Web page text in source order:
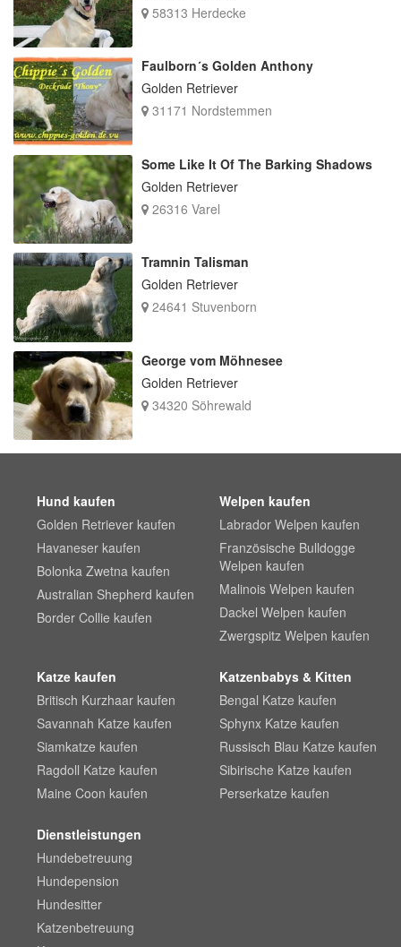
58313 Herdecke
Faulborn´s Golden Anthony
Golden Retriever
31171 Nordstemmen
Some Like It Of The Barking Shadows
Golden Retriever
26316 Varel
Tramnin Talisman
Golden Retriever
24641 Stuvenborn
George vom Möhnesee
Golden Retriever
34320 Söhrewald
Hund kaufen
Golden Retriever kaufen
Havaneser kaufen
Bolonka Zwetna kaufen
Australian Shepherd kaufen
Border Collie kaufen
Welpen kaufen
Labrador Welpen kaufen
Französische Bulldogge
Welpen kaufen
Malinois Welpen kaufen
Dackel Welpen kaufen
Zwergspitz Welpen kaufen
Katze kaufen
Britisch Kurzhaar kaufen
Savannah Katze kaufen
Siamkatze kaufen
Ragdoll Katze kaufen
Maine Coon kaufen
Katzenbabys & Kitten
Bengal Katze kaufen
Sphynx Katze kaufen
Russisch Blau Katze kaufen
Sibirische Katze kaufen
Perserkatze kaufen
Dienstleistungen
Hundebetreuung
Hundepension
Hundesitter
Katzenbetreuung